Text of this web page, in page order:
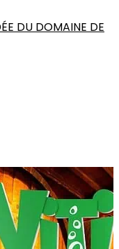
DU DOMAINE DE